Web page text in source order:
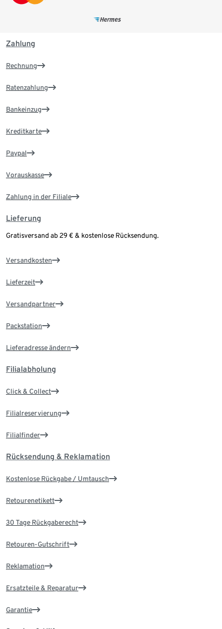
Zahlung
Rechnung
Ratenzahlung
Bankeinzug
Kreditkarte
Paypal
Vorauskasse
Zahlung in der Filiale
Lieferung
Gratisversand ab 29 € & kostenlose Rücksendung.
Versandkosten
Lieferzeit
Versandpartner
Packstation
Lieferadresse ändern
Filialabholung
Click & Collect
Filialreservierung
Filialfinder
Rücksendung & Reklamation
Kostenlose Rückgabe / Umtausch
Retourenetikett
30 Tage Rückgaberecht
Retouren-Gutschrift
Reklamation
Ersatzteile & Reparatur
Garantie